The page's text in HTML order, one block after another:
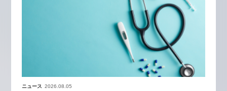
ニュース 2026.08.05